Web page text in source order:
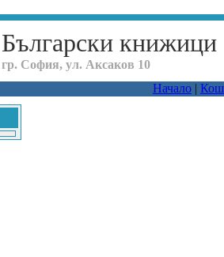
Български книжици
гр. София, ул. Аксаков 10
Начало |